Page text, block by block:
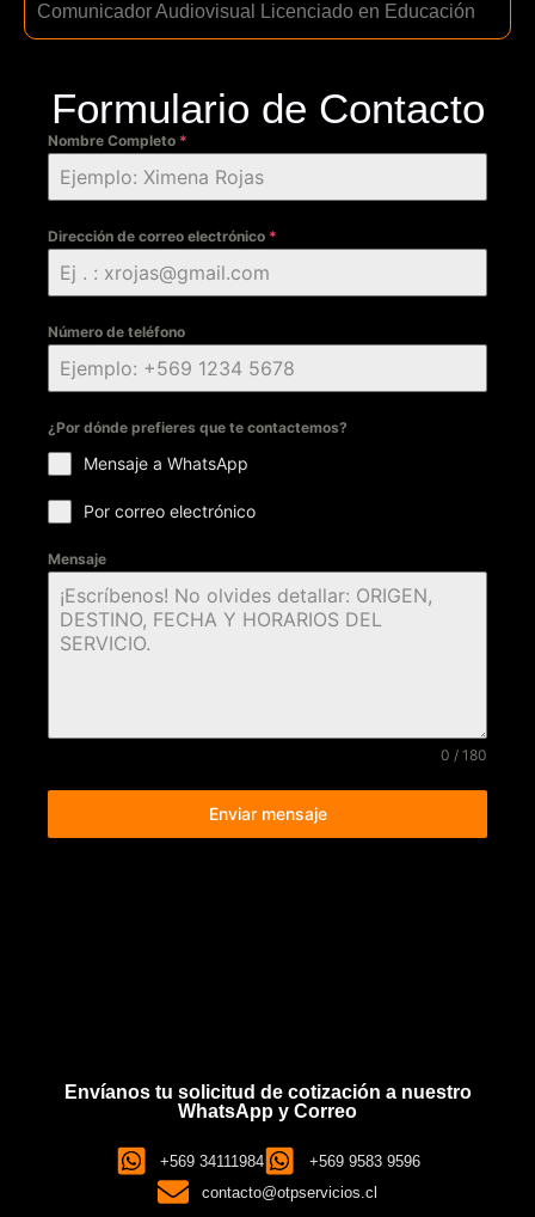
Comunicador Audiovisual Licenciado en Educación
Formulario de Contacto
Nombre Completo *
Dirección de correo electrónico *
Número de teléfono
¿Por dónde prefieres que te contactemos?
Mensaje a WhatsApp
Por correo electrónico
Mensaje
0 / 180
Enviar mensaje
Envíanos tu solicitud de cotización a nuestro
WhatsApp y Correo
+569 34111984
+569 9583 9596
contacto@otpservicios.cl